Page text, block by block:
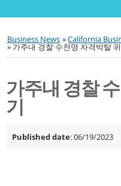
Business News »California
»가주내 경찰 수천명 자격박탈
가주내 경찰
기
Published date: 06/19/2023